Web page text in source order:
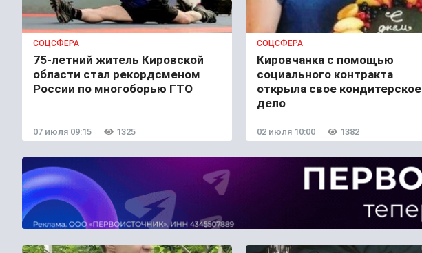
СОЦСФЕРА
75-летний житель Кировской
области стал рекордсменом
России по многоборью ГТО
07 июля 09:15 1325
СОЦСФЕРА
Кировчанка с помощью
социального контракта
открыла свое кондитерское
дело
02 июля 10:00 1382